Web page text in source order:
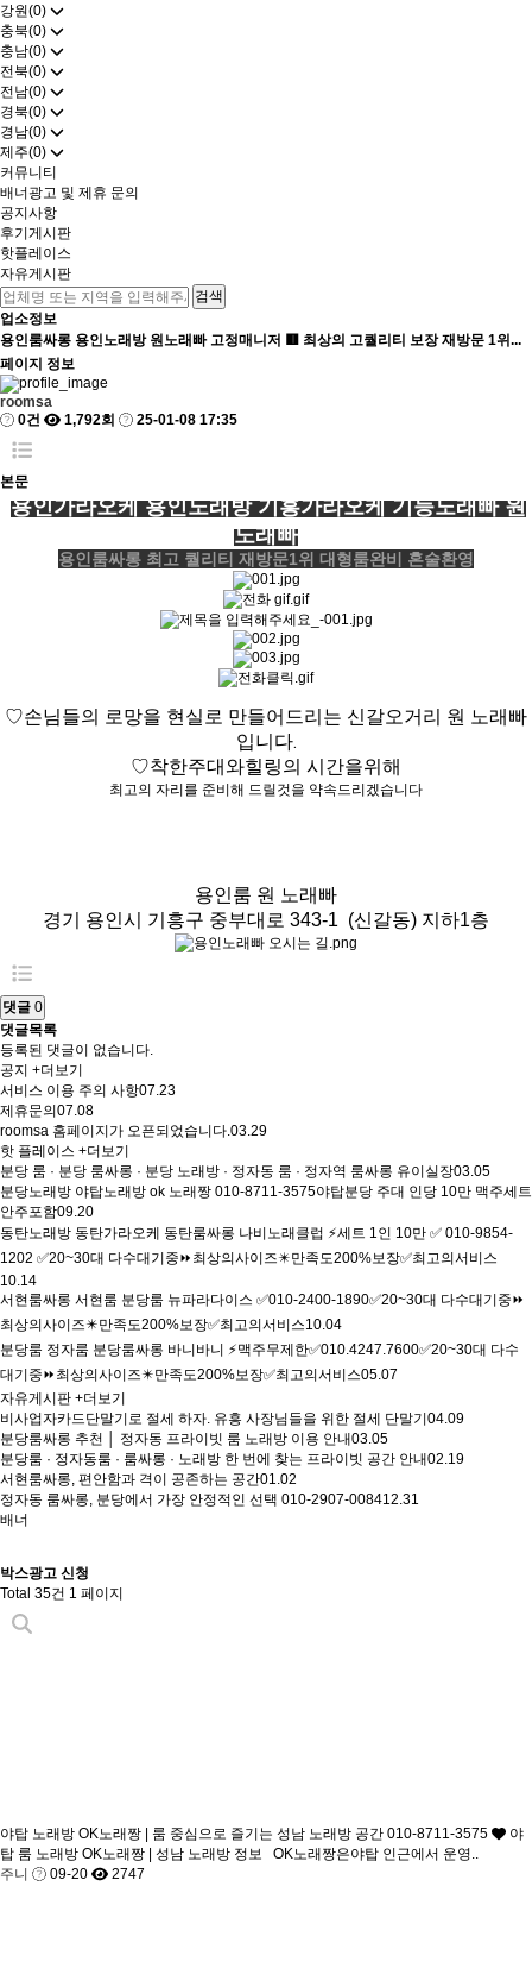
강원(0)
충북(0)
충남(0)
전북(0)
전남(0)
경북(0)
경남(0)
제주(0)
커뮤니티
배너광고 및 제휴 문의
공지사항
후기게시판
핫플레이스
자유게시판
업소정보
용인룸싸롱 용인노래방 원노래빠 고정매니저 🟥 최상의 고퀄리티 보장 재방문 1위...
페이지 정보
roomsa
0건
1,792회 25-01-08 17:35
본문
용인가라오케 용인노래방 기흥가라오케 기능노래빠 원
노래빠
용인룸싸롱 최고 퀄리티 재방문1위 대형룸완비 혼술환영
♡손님들의 로망을 현실로 만들어드리는 신갈오거리 원 노래빠
입니다.
♡착한주대와힐링의 시간을위해
최고의 자리를 준비해 드릴것을 약속드리겠습니다
용인룸 원 노래빠
경기 용인시 기흥구 중부대로 343-1 (신갈동) 지하1층
댓글 0
댓글목록
등록된 댓글이 없습니다.
공지 +더보기
서비스 이용 주의 사항07.23
제휴문의 07.08
roomsa 홈페이지가 오픈되었습니다.03.29
핫 플레이스 +더보기
분당 룸 · 분당 룸싸롱 · 분당 노래방 · 정자동 룸 · 정자역 룸싸롱 유이실장03.05
분당노래방 야탑노래방 ok 노래짱 010-8711-3575야탑분당 주대 인당 10만 맥주세트
안주포함09.20
동탄노래방 동탄가라오케 동탄룸싸롱 나비노래클럽 ⚡세트 1인 10만 ✅ 010-9854-
1202 ✅20~30대 다수대기중⏩최상의사이즈✴️만족도200%보장✅최고의서비스
10.14
서현룸싸롱 서현룸 분당룸 뉴파라다이스 ✅010-2400-1890✅20~30대 다수대기중⏩
최상의사이즈✴️만족도200%보장✅최고의서비스10.04
분당룸 정자룸 분당룸싸롱 바니바니 ⚡맥주무제한✅010.4247.7600✅20~30대 다수
대기중⏩최상의사이즈✴️만족도200%보장✅최고의서비스05.07
자유게시판 +더보기
비사업자카드단말기로 절세 하자. 유흥 사장님들을 위한 절세 단말기 04.09
분당룸싸롱 추천 │ 정자동 프라이빗 룸 노래방 이용 안내03.05
분당룸 · 정자동룸 · 룸싸롱 · 노래방 한 번에 찾는 프라이빗 공간 안내02.19
서현룸싸롱, 편안함과 격이 공존하는 공간01.02
정자동 룸싸롱, 분당에서 가장 안정적인 선택 010-2907-008412.31
배너
박스광고 신청
Total 35건 1 페이지
야탑 노래방 OK노래짱 | 룸 중심으로 즐기는 성남 노래방 공간 010-8711-3575
야
탑 룸 노래방 OK노래짱 | 성남 노래방 정보 OK노래짱은야탑 인근에서 운영..
주니
09-20 2747